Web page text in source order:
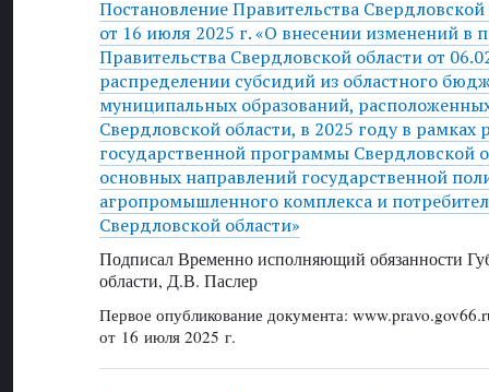
Постановление Правительства
от 16 июля 2025 г. «О внесении изменений в
Правительства Свердловской области от
распределении субсидий из областного
муниципальных образований,
Свердловской области, в 2025 году в рамках
государственной программы Свердловской
основных направлений государственной
агропромышленного комплекса и
Свердловской области»
Подписал Временно исполняющий обязанности
области, Д.В. Паслер
Первое опубликование документа:
от 16 июля 2025 г.